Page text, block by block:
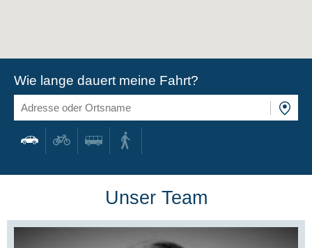
Wie lange dauert meine Fahrt?
Unser Team